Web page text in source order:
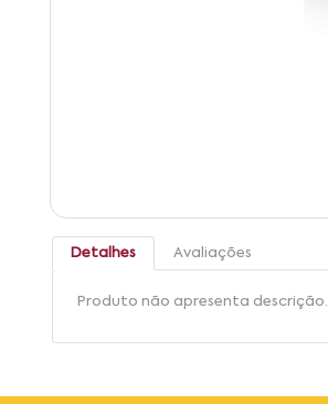
Detalhes Avaliações
Produto não apresenta descrição.